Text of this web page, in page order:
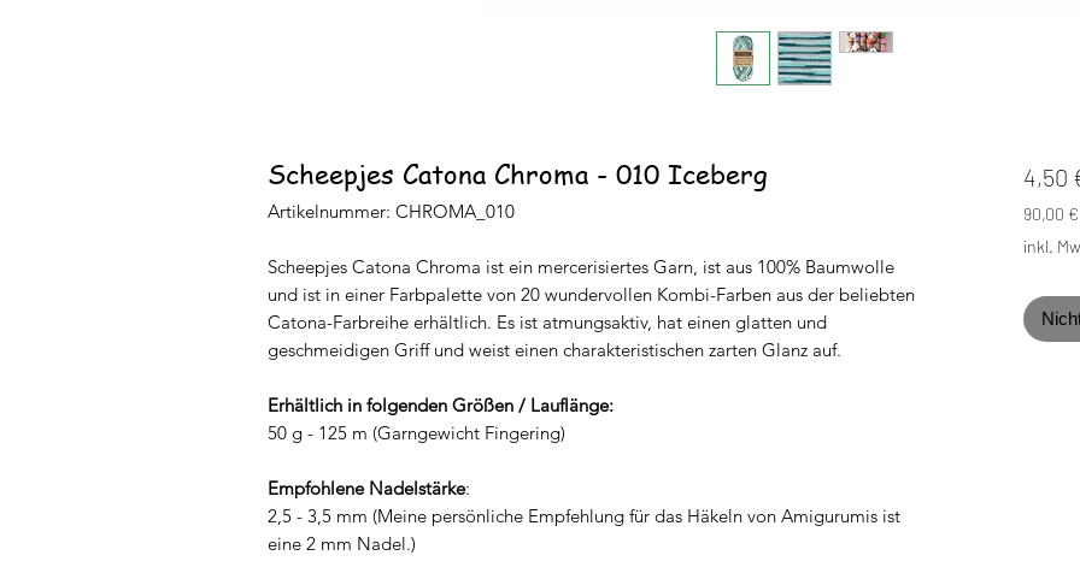
Scheepjes Catona Chroma - 010 Iceberg
Artikelnummer: CHROMA_010
Scheepjes Catona Chroma ist ein mercerisiertes Garn, ist aus 100% Baumwolle
und ist in einer Farbpalette von 20 wundervollen Kombi-Farben aus der beliebten
Catona-Farbreihe erhältlich. Es ist atmungsaktiv, hat einen glatten und
geschmeidigen Griff und weist einen charakteristischen zarten Glanz auf.
Erhältlich in folgenden Größen / Lauflänge:
50 g - 125 m (Garngewicht Fingering)
Empfohlene Nadelstärke:
2,5 - 3,5 mm (Meine persönliche Empfehlung für das Häkeln von Amigurumis ist
eine 2 mm Nadel.)
4,50
90,00 €
90,00 €
pro
inkl.